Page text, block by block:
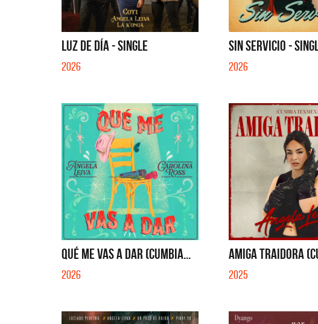
LUZ DE DÍA - SINGLE
2026
SIN SERVICIO -
2026
QUÉ ME VAS A DAR (CUMBIA...
2026
AMIGA TRAIDORA
2025